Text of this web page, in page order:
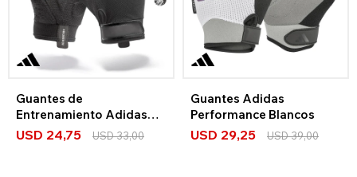
Guantes de
Entrenamiento Adidas
Essential – Nuevo Logo
USD 24,75 USD33,00
Guantes Adidas
Performance Blancos
USD 29,25 USD39,00